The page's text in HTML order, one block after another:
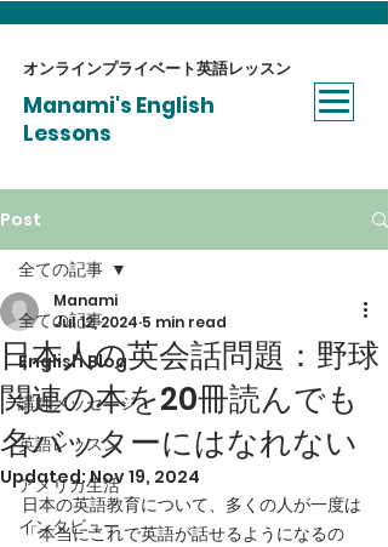
オンラインプライベート​英語レッスン
Manami's English
Lessons
Post
全ての記事
English Blog
講師メッセージ
英語レッスン
アメリカ生活
インタビュー
全ての記事
日本人の英会話問題：野球
関連の本を20冊読んでも
名バッターにはなれない
Manami
Jul 12, 2024 5 min read
Updated:Nov 19, 2024
日本の英語教育について、多くの人が一度は
「本当にこれで英語が話せるようになるの